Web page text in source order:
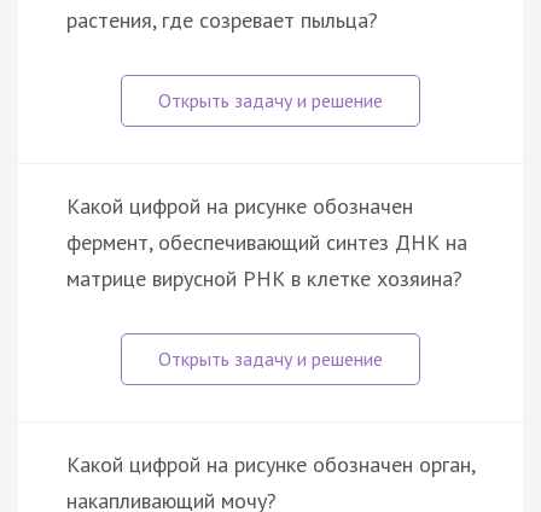
растения, где созревает пыльца?
Какой цифрой на рисунке обозначен
фермент, обеспечивающий синтез ДНК на
матрице вирусной РНК в клетке хозяина?
Какой цифрой на рисунке обозначен орган,
накапливающий мочу?